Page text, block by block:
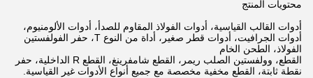
محتويات المنتج
أدوات القالب القياسية، أدوات الفولاذ المقاوم للصدأ، أدوات الألومنيوم،
أدوات الجرافيت، أدوات قطر صغير، أداة من النوع T، حفر الفولفستين
الفولاذ، الطحن الخام
القطع، وولفستين الصلب ريمر، القطع شامفرينغ، القطع R الداخلية، حفر
نقطة ثابتة، القطع مخفية مخصصة مع جميع أنواع الأدوات غير القياسية.